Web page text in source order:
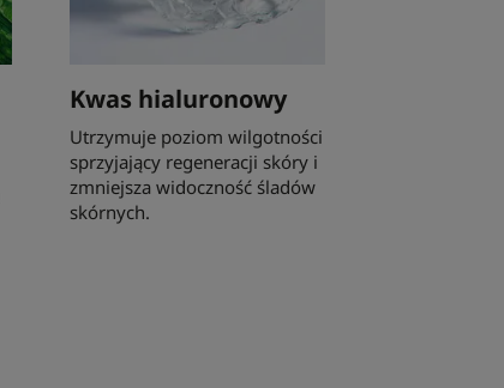
Kwas hialuronowy
Utrzymuje poziom wilgotności
sprzyjający regeneracji skóry i
zmniejsza widoczność śladów
skórnych.